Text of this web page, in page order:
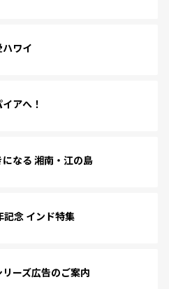
ワイ
アへ！
なる 湘南・江の島
念 インド特集
リーズ広告のご案内